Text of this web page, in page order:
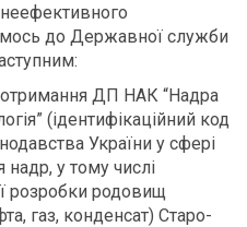
до Державної служби
ДП НАК “Надра
(ідентифікаційний код
України у сфері
надр, у тому числі
розробки родовищ
газ, конденсат) Старо-